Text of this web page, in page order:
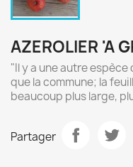
AZEROLIER 'A
"Il y a une autre
que la commune; la
beaucoup plus large,
Partager